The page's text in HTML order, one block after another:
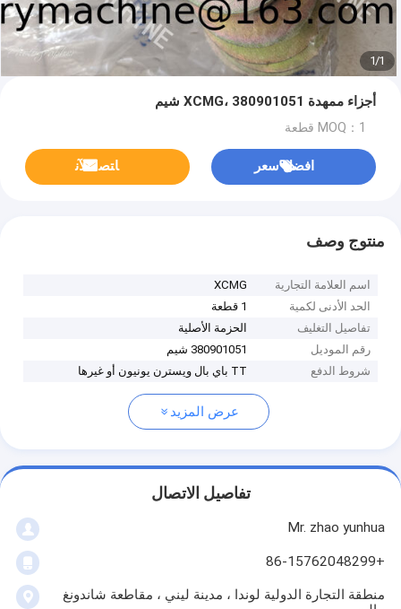
1
/
1
أجزاء ممهدة XCMG، 380901051 شيم
MOQ：1 قطعة
افضل سعر ﺎﺘﺼﻟ ﺍﻶﻧ
منتوج وصف
اسم العلامة التجارية
XCMG
الحد الأدنى لكمية
1 قطعة
تفاصيل التغليف
الحزمة الأصلية
رقم الموديل
380901051 شيم
شروط الدفع
TT باي بال ويسترن يونيون أو غيرها
عرض المزيد
تفاصيل الاتصال
Mr. zhao yunhua
+86-15762048299
منطقة التجارة الدولية لوندا ، مدينة ليني ، مقاطعة شاندونغ